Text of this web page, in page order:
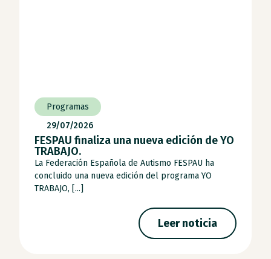
Programas
29/07/2026
FESPAU finaliza una nueva edición de YO
TRABAJO.
La Federación Española de Autismo FESPAU ha
concluido una nueva edición del programa YO
TRABAJO, [...]
Leer noticia